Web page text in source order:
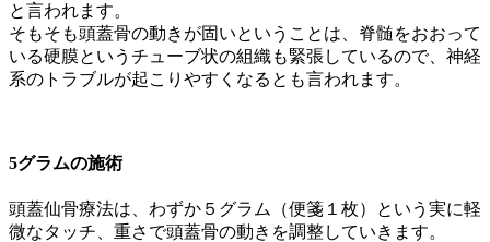
と言われます。
そもそも頭蓋骨の動きが固いということは、脊髄をおおって
いる硬膜というチューブ状の組織も緊張しているので、神経
系のトラブルが起こりやすくなるとも言われます。
5グラムの施術
頭蓋仙骨療法は、わずか５グラム（便箋１枚）という実に軽
微なタッチ、重さで頭蓋骨の動きを調整していきます。